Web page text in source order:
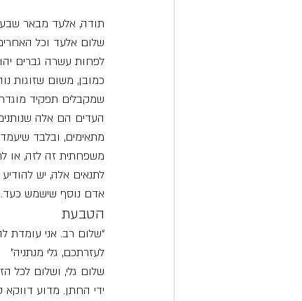
תודה, אלעד מבאר
שלום אלעד וכל
לפחות עשרה גברים
כמובן, משום שזוגות
שמקבלים תפקיד
העדים הם אלה
מתאימים, ובלבד
משפחתית זה לזה, או
לתנאים אלה, יש
אדם נוסף שישמש כעד.
הטבעת
“שלום רב. אני עומדת
לעזרתכם, גלי מנתניה”
שלום גלי, ושלום לכל
ידי החתן. מדוע